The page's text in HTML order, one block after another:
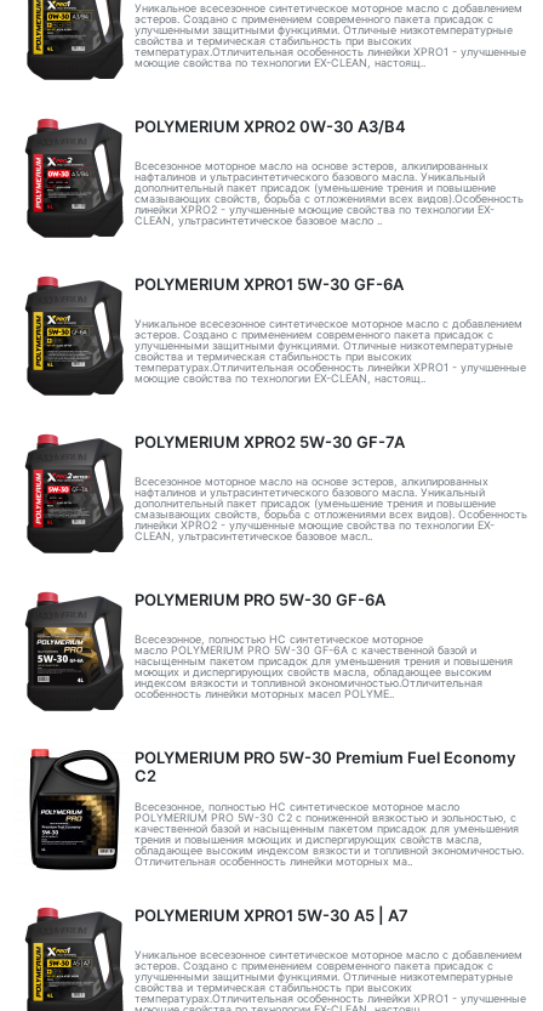
Уникальное всесезонное синтетическое моторное масло с добавлением
эстеров. Создано с применением современного пакета присадок с
улучшенными защитными функциями. Отличные низкотемпературные
свойства и термическая стабильность при высоких
температурах.Отличительная особенность линейки XPRO1 - улучшенные
моющие свойства по технологии EX-CLEAN, настоящ..
POLYMERIUM XPRO2 0W-30 A3/B4
Всесезонное моторное масло на основе эстеров, алкилированных
нафталинов и ультрасинтетического базового масла. Уникальный
дополнительный пакет присадок (уменьшение трения и повышение
смазывающих свойств, борьба с отложениями всех видов).Особенность
линейки XPRO2 - улучшенные моющие свойства по технологии EX-
CLEAN, ультрасинтетическое базовое масло ..
POLYMERIUM XPRO1 5W-30 GF-6A
Уникальное всесезонное синтетическое моторное масло с добавлением
эстеров. Создано с применением современного пакета присадок с
улучшенными защитными функциями. Отличные низкотемпературные
свойства и термическая стабильность при высоких
температурах.Отличительная особенность линейки XPRO1 - улучшенные
моющие свойства по технологии EX-CLEAN, настоящ..
POLYMERIUM XPRO2 5W-30 GF-7A
Всесезонное моторное масло на основе эстеров, алкилированных
нафталинов и ультрасинтетического базового масла. Уникальный
дополнительный пакет присадок (уменьшение трения и повышение
смазывающих свойств, борьба с отложениями всех видов). Особенность
линейки XPRO2 - улучшенные моющие свойства по технологии EX-
CLEAN, ультрасинтетическое базовое масл..
POLYMERIUM PRO 5W-30 GF-6A
Всесезонное, полностью HC синтетическое моторное
масло POLYMERIUM PRO 5W-30 GF-6A с качественной базой и
насыщенным пакетом присадок для уменьшения трения и повышения
моющих и диспергирующих свойств масла, обладающее высоким
индексом вязкости и топливной экономичностью.Отличительная
особенность линейки моторных масел POLYME..
POLYMERIUM PRO 5W-30 Premium Fuel Economy
С2
Всесезонное, полностью HC синтетическое моторное масло
POLYMERIUM PRO 5W-30 C2 с пониженной вязкостью и зольностью, с
качественной базой и насыщенным пакетом присадок для уменьшения
трения и повышения моющих и диспергирующих свойств масла,
обладающее высоким индексом вязкости и топливной экономичностью.
Отличительная особенность линейки моторных ма..
POLYMERIUM XPRO1 5W-30 А5 | А7
Уникальное всесезонное синтетическое моторное масло с добавлением
эстеров. Создано с применением современного пакета присадок с
улучшенными защитными функциями. Отличные низкотемпературные
свойства и термическая стабильность при высоких
температурах.Отличительная особенность линейки XPRO1 - улучшенные